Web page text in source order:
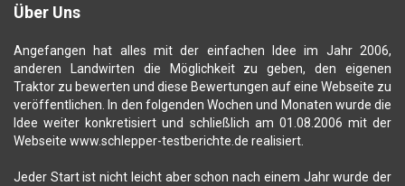
Über Uns
Angefangen hat alles mit der einfachen Idee im Jahr 2006,
anderen Landwirten die Möglichkeit zu geben, den eigenen
Traktor zu bewerten und diese Bewertungen auf eine Webseite zu
veröffentlichen. In den folgenden Wochen und Monaten wurde die
Idee weiter konkretisiert und schließlich am 01.08.2006 mit der
Webseite www.schlepper-testberichte.de realisiert.
Jeder Start ist nicht leicht aber schon nach einem Jahr wurde der